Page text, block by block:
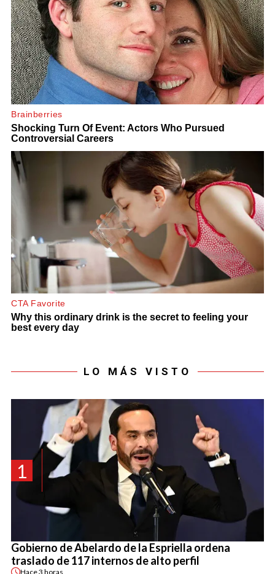
LO MÁS VISTO
1
Gobierno de Abelardo de la Espriella ordena
traslado de 117 internos de alto perfil
Hace3 horas